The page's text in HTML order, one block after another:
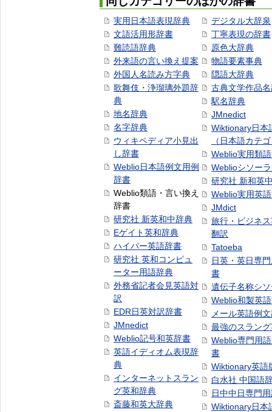
実用日本語表現辞典
文語活用形辞書
難読語辞典
外来語の言い換え提案
外国人名読み方字典
歌舞伎・浄瑠璃外題辞
典
地名辞典
名字辞典
ウィキペディア小見出
し辞書
Weblio日本語例文用例
辞書
Weblio類語・言い換え
辞書
研究社 新英和中辞典
Eゲイト英和辞典
ハイパー英語辞書
研究社 英和コンピュ
ーター用語辞典
外務省記者会見英語対
訳
EDR日英対訳辞書
JMnedict
Weblio記号和英辞書
英語イディオム表現辞
典
インターネットスラン
グ英和辞典
斎藤和英大辞典
デジタル大辞泉
丁寧表現の辞書
原色大辞典
物語要素事典
隠語大辞典
古典文学作品
駅名辞典
JMnedict
Wiktionary日本
（日本語カテ
Weblio実用類
Weblioシソー
研究社 新和英
Weblio実用英
JMdict
旅行・ビジネ
翻訳
Tatoeba
日英・英日専
書
遺伝子名称シ
Weblio和製英
メール英語例
最強のスラン
Weblio専門用
書
Wiktionary英語
白水社 中国語
日中中日専門
Wiktionary日本